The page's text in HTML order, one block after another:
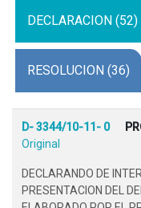
DECLARACION (52)
RESOLUCION (36)
D- 3344/10-11- 0
Original
DECLARANDO DE
PRESENTACION DEL